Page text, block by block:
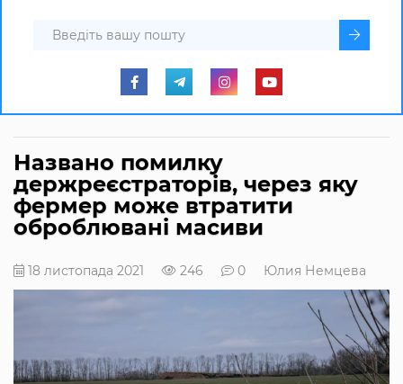
Названо помилку
держреєстраторів, через яку
фермер може втратити
оброблювані масиви
18 листопада 2021 246 0 Юлия Немцева